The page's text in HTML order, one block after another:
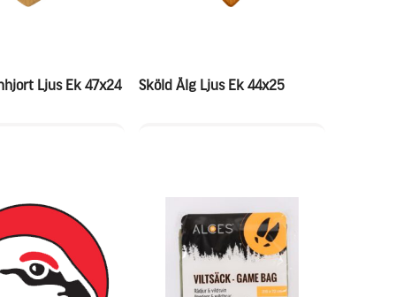
Ljus Ek 47x24 Sköld Älg Ljus Ek 44x25